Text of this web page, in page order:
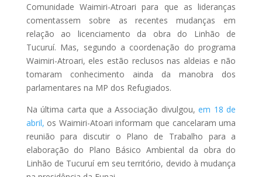
Comunidade Waimiri-Atroari para que as lideranças
comentassem sobre as recentes mudanças em
relação ao licenciamento da obra do Linhão de
Tucuruí. Mas, segundo a coordenação do programa
Waimiri-Atroari, eles estão reclusos nas aldeias e não
tomaram conhecimento ainda da manobra dos
parlamentares na MP dos Refugiados.
Na última carta que a Associação divulgou,em 18 de
abril, os Waimiri-Atoari informam que cancelaram uma
reunião para discutir o Plano de Trabalho para a
elaboração do Plano Básico Ambiental da obra do
Linhão de Tucuruí em seu território, devido à mudança